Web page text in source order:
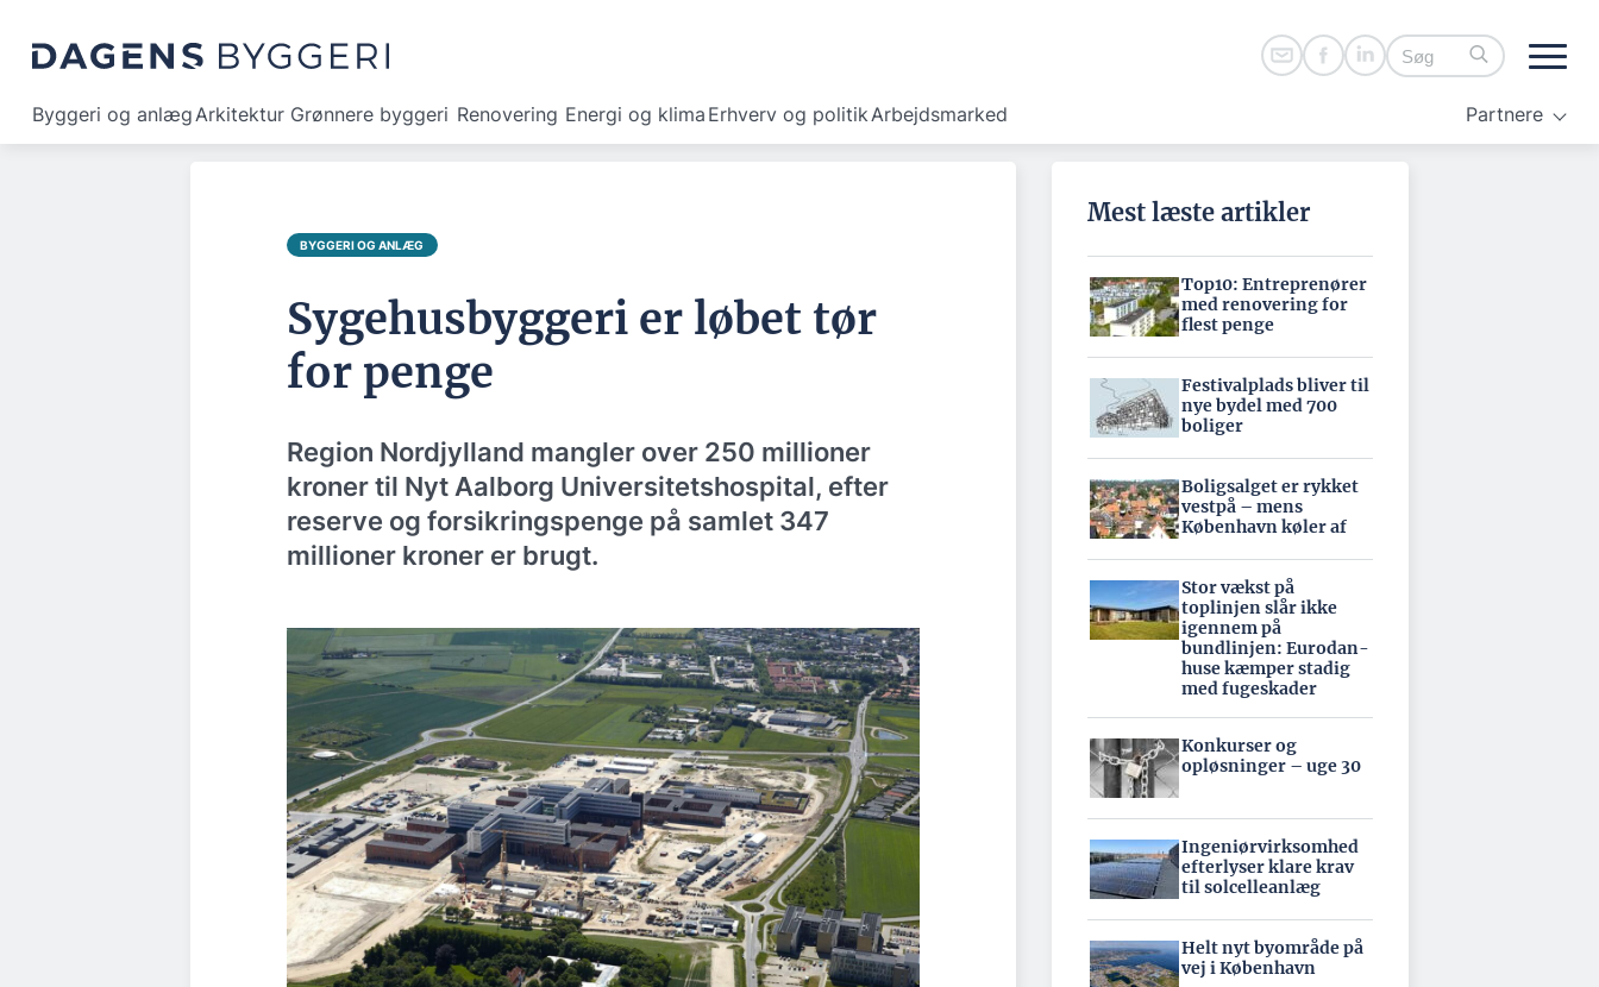
Byggeri og anlægArkitektur Grønnere byggeri Renovering Energi og klima Erhverv og politikArbejdsmarked Partnere
BYGGERI OG ANLÆG
Sygehusbyggeri er løbet tør
for penge
Region Nordjylland mangler over 250 millioner
kroner til Nyt Aalborg Universitetshospital, efter
reserve og forsikringspenge på samlet 347
millioner kroner er brugt.
Mest læste artikler
Top10: Entreprenører
med renovering for
flest penge
Festivalplads bliver til
nye bydel med 700
boliger
Boligsalget er rykket
vestpå – mens
København køler af
Stor vækst på
toplinjen slår ikke
igennem på
bundlinjen: Eurodan-
huse kæmper stadig
med fugeskader
Konkurser og
opløsninger – uge 30
Ingeniørvirksomhed
efterlyser klare krav
til solcelleanlæg
Helt nyt byområde på
vej i København